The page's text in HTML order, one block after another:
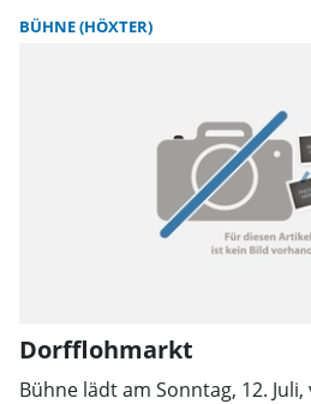
engagierten Mitglieder Daria
Gerhard Konze in Eigenregie
BÜHNE (HÖXTER)
Dorfflohmarkt
Bühne lädt am Sonntag, 12.